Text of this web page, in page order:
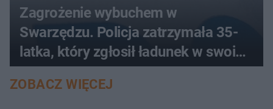
Zagrożenie wybuchem w
Swarzędzu. Policja zatrzymała 35-
latka, który zgłosił ładunek w swoim
aucie
ZOBACZ WIĘCEJ